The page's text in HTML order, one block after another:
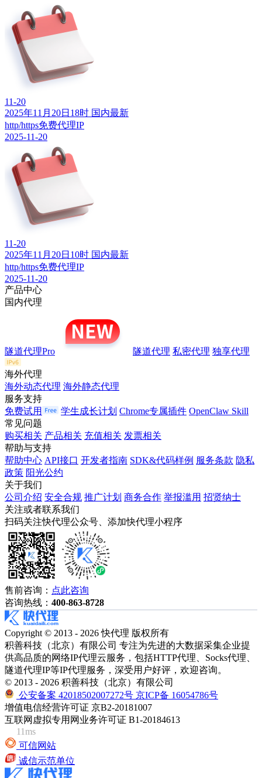
11-20
2025年11月20日18时 国内最新
http/https免费代理IP
2025-11-20
11-20
2025年11月20日10时 国内最新
http/https免费代理IP
2025-11-20
产品中心
国内代理
隧道代理Pro 隧道代理 私密代理 独享代理
海外代理
海外动态代理 海外静态代理
服务支持
免费试用
学生成长计划 Chrome专属插件 OpenClaw Skill
常见问题
购买相关 产品相关 充值相关 发票相关
帮助与支持
帮助中心 API接口 开发者指南 SDK&代码样例 服务条款 隐私
政策 阳光公约
关于我们
公司介绍 安全合规 推广计划 商务合作 举报滥用 招贤纳士
关注或者联系我们
扫码关注快代理公众号、添加快代理小程序
售前咨询： 点此咨询
咨询热线： 400-863-8728
Copyright © 2013 - 2026 快代理 版权所有
积善科技（北京）有限公司 专注为先进的大数据采集企业提
供高品质的网络IP代理云服务，包括HTTP代理、Socks代理、
隧道代理IP等IP代理服务，深受用户好评，欢迎咨询。
© 2013 - 2026 积善科技（北京）有限公司
公安备案 42018502007272号 京ICP备 16054786号
增值电信经营许可证 京B2-20181007
互联网虚拟专用网业务许可证 B1-20184613
11ms
可信网站
诚信示范单位